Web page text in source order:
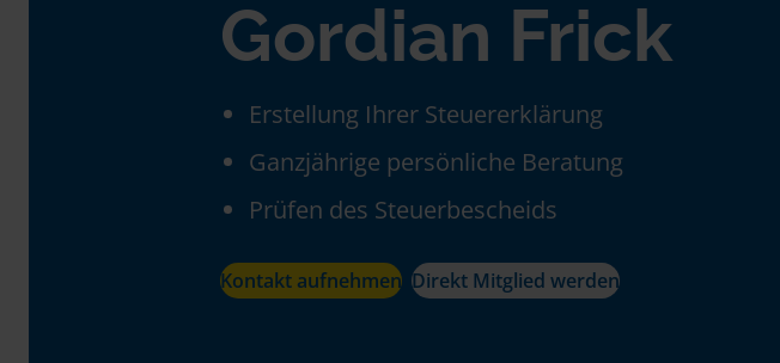
Gordian Frick
Erstellung Ihrer Steuererklärung
Ganzjährige persönliche Beratung
Prüfen des Steuerbescheids
Kontakt aufnehmen Direkt Mitglied werden